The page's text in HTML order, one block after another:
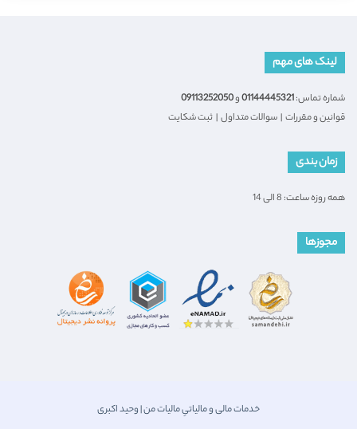
لینک های مهم
شماره تماس:01144445321و09113252050
قوانین و مقررات | سوالات متداول | ثبت شکایت
زمان بندی
همه روزه ساعت: 8 الی 14
مجوزها
خدمات مالی و مالیاتیِ مالیات من | وحید اکبری